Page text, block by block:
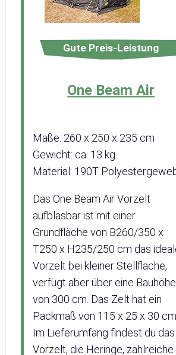
Gute Preis-Leistung
One Beam Air
Maße: 260 x 250 x 235 cm
Gewicht: ca. 13 kg
Material: 190T
Das One Beam Air Vorzelt
aufblasbar ist mit einer
Grundfläche von B260/350 x
T250 x H235/250 cm das
Vorzelt bei kleiner Stellfläche,
verfügt aber über eine Bauhöhe
von 300 cm. Das Zelt hat ein
Packmaß von 115 x 25 x 30 cm.
Im Lieferumfang findest du das
Vorzelt, die Heringe, zahlreiche